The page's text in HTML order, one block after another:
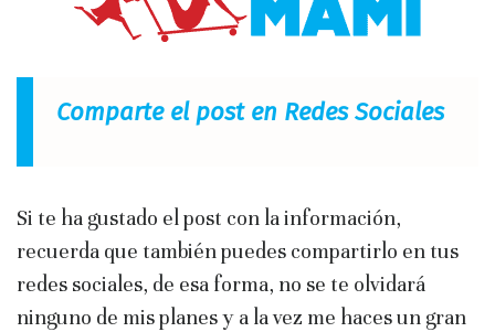
Comparte el post en Redes Sociales
Si te ha gustado el post con la información,
recuerda que también puedes compartirlo en tus
redes sociales, de esa forma, no se te olvidará
ninguno de mis planes y a la vez me haces un gran